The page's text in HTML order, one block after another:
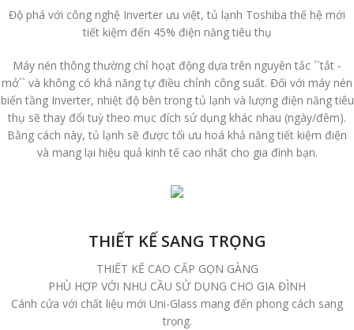
Độ phá với công nghệ Inverter ưu việt, tủ lạnh Toshiba thế hệ mới
tiết kiệm đến 45% điện năng tiêu thụ
Máy nén thông thường chỉ hoạt động dựa trên nguyên tắc ``tắt -
mở`` và không có khả năng tự điều chỉnh công suất. Đối với máy nén
biến tầng Inverter, nhiệt độ bên trong tủ lạnh và lượng điện năng tiêu
thụ sẽ thay đổi tuỳ theo mục đích sử dụng khác nhau (ngày/đêm).
Bằng cách này, tủ lạnh sẽ được tối ưu hoá khả năng tiết kiệm điện
và mang lại hiệu quả kinh tế cao nhất cho gia đình bạn.
THIẾT KẾ SANG TRỌNG
THIẾT KẾ CAO CẤP GỌN GÀNG
PHÙ HỢP VỚI NHU CẦU SỬ DỤNG CHO GIA ĐÌNH
Cánh cửa với chất liệu mới Uni-Glass mang đến phong cách sang
trọng.